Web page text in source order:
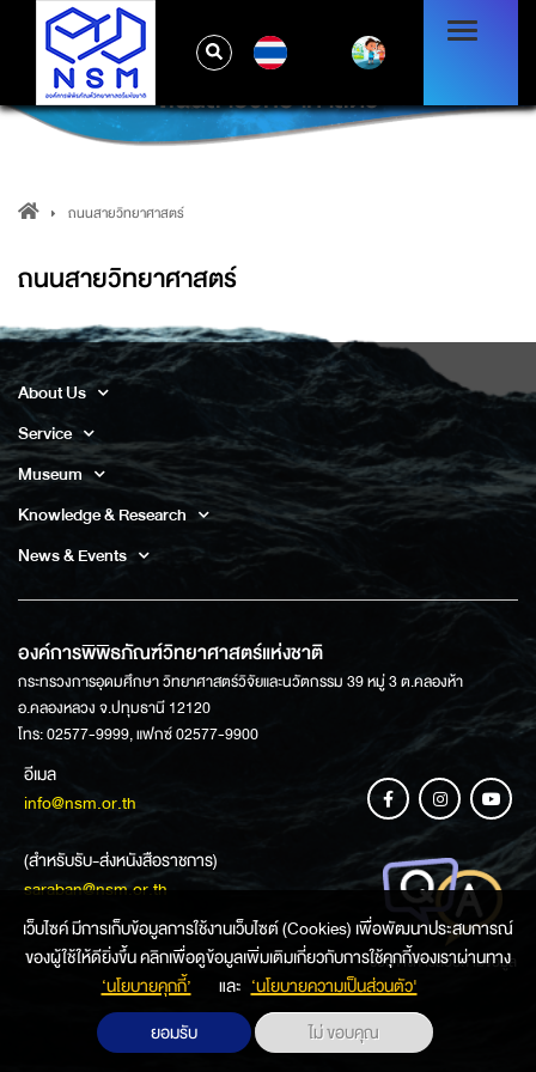
ถนนสายวิทยาศาสตร์
ถนนสายวิทยาศาสตร์
ถนนสายวิทยาศาสตร์
About Us
Service
Museum
Knowledge & Research
News & Events
องค์การพิพิธภัณฑ์วิทยาศาสตร์แห่งชาติ
กระทรวงการอุดมศึกษา วิทยาศาสตร์วิจัยและนวัตกรรม 39 หมู่ 3 ต.คลองห้า
อ.คลองหลวง จ.ปทุมธานี 12120
โทร: 02577-9999, แฟกซ์ 02577-9900
อีเมล
info@nsm.or.th
(สำหรับรับ-ส่งหนังสือราชการ)
saraban@nsm.or.th
ช่องทางการสอบถามข้อมูล
เว็บไซค์ มีการเก็บข้อมูลการใช้งานเว็บไซต์ (Cookies) เพื่อพัฒนาประสบการณ์
ของผู้ใช้ให้ดียิ่งขึ้น คลิกเพื่อดูข้อมูลเพิ่มเติมเกี่ยวกับการใช้คุกกี้ของเราผ่านทาง
‘นโยบายคุกกี้’
และ ‘นโยบายความเป็นส่วนตัว'
ยอมรับ
ไม่ ขอบคุณ